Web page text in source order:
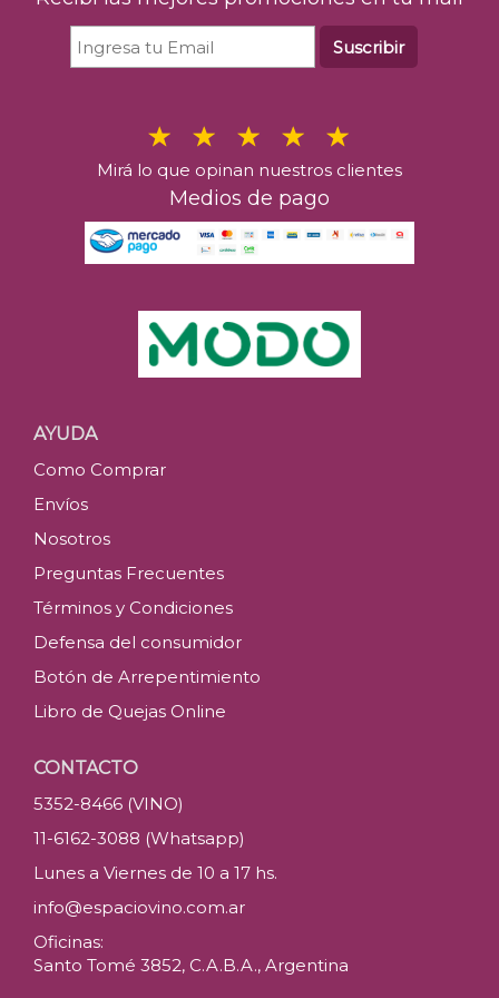
Suscribir
Mirá lo que opinan nuestros clientes
Medios de pago
AYUDA
Como Comprar
Envíos
Nosotros
Preguntas Frecuentes
Términos y Condiciones
Defensa del consumidor
Botón de Arrepentimiento
Libro de Quejas Online
CONTACTO
5352-8466 (VINO)
11-6162-3088 (Whatsapp)
Lunes a Viernes de 10 a 17 hs.
info@espaciovino.com.ar
Oficinas:
Santo Tomé 3852, C.A.B.A., Argentina